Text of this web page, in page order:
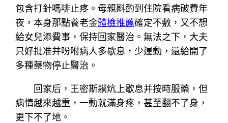
包含打針嗎啡止疼。母親斟酌到住院看病破費年
夜，本身那點養老金體檢推薦確定不敷，又不想
給女兒添費事，保持回家醫治。無法之下，大夫
只好批准并吩咐病人多歇息，少運動，還給開了
多種藥物停止醫治。
回家后，王密斯躺炕上歇息并按時服藥，但
病情越來越重，一動就滿身疼，甚至翻不了身，
更下不了地。